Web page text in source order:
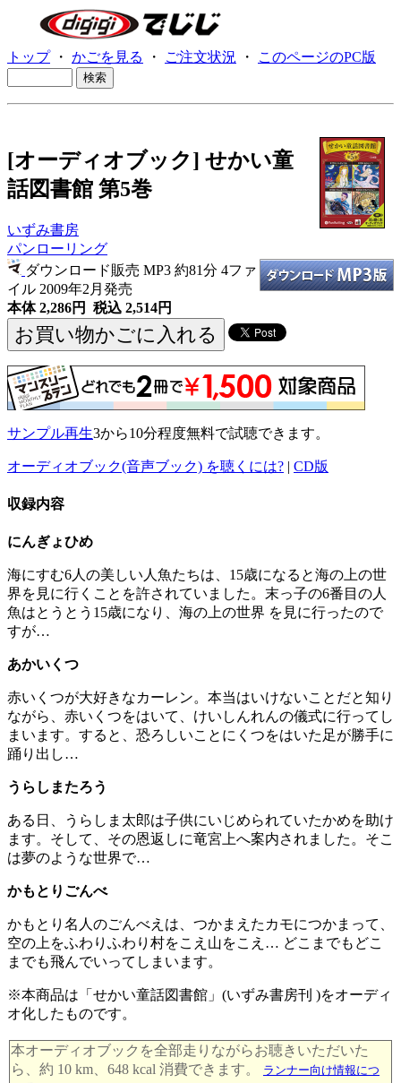
トップ・ かごを見る ・ ご注文状況 ・ このページのPC版
[オーディオブック] せかい童
話図書館 第5巻
いずみ書房
パンローリング
ダウンロード販売 MP3 約81分 4ファ
イル 2009年2月発売
本体 2,286円 税込 2,514円
サンプル再生3から10分程度無料で試聴できます。
オーディオブック(音声ブック) を聴くには? | CD版
収録内容
にんぎょひめ
海にすむ6人の美しい人魚たちは、15歳になると海の上の世
界を見に行くことを許されていました。末っ子の6番目の人
魚はとうとう15歳になり、海の上の世界 を見に行ったので
すが…
あかいくつ
赤いくつが大好きなカーレン。本当はいけないことだと知り
ながら、赤いくつをはいて、けいしんれんの儀式に行ってし
まいます。すると、恐ろしいことにくつをはいた足が勝手に
踊り出し…
うらしまたろう
ある日、うらしま太郎は子供にいじめられていたかめを助け
ます。そして、その恩返しに竜宮上へ案内されました。そこ
は夢のような世界で…
かもとりごんべ
かもとり名人のごんべえは、つかまえたカモにつかまって、
空の上をふわりふわり村をこえ山をこえ… どこまでもどこ
までも飛んでいってしまいます。
※本商品は「せかい童話図書館」(いずみ書房刊 )をオーディ
オ化したものです。
本オーディオブックを全部走りながらお聴きいただいた
ら、約 10 km、648 kcal 消費できます。
ランナー向け情報につ